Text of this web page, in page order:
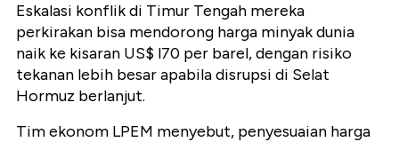
Eskalasi konflik di Timur Tengah mereka
perkirakan bisa mendorong harga minyak dunia
naik ke kisaran US$ l70 per barel, dengan risiko
tekanan lebih besar apabila disrupsi di Selat
Hormuz berlanjut.
Tim ekonom LPEM menyebut, penyesuaian harga